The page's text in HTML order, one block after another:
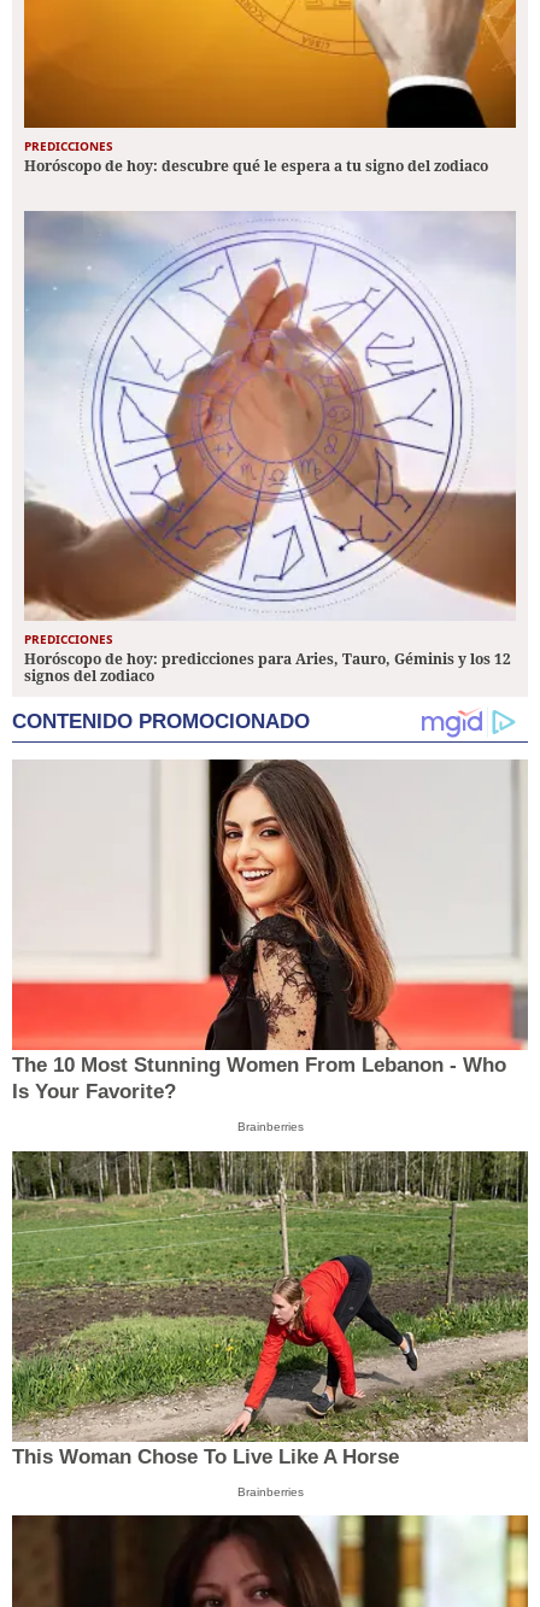
PREDICCIONES
Horóscopo de hoy: descubre qué le espera a tu signo del zodiaco
PREDICCIONES
Horóscopo de hoy: predicciones para Aries, Tauro, Géminis y los 12
signos del zodiaco
CONTENIDO PROMOCIONADO
The 10 Most Stunning Women From Lebanon - Who
Is Your Favorite?
Brainberries
This Woman Chose To Live Like A Horse
Brainberries